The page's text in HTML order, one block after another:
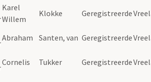
Karel
Willem
Klokke Geregistreerde
Abraham Santen, van Geregistreerde
Cornelis Tukker Geregistreerde